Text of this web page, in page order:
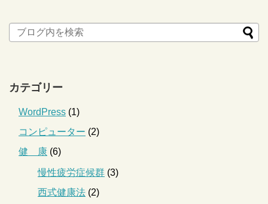
カテゴリー
WordPress (1)
コンピューター (2)
健 康 (6)
慢性疲労症候群 (3)
西式健康法 (2)